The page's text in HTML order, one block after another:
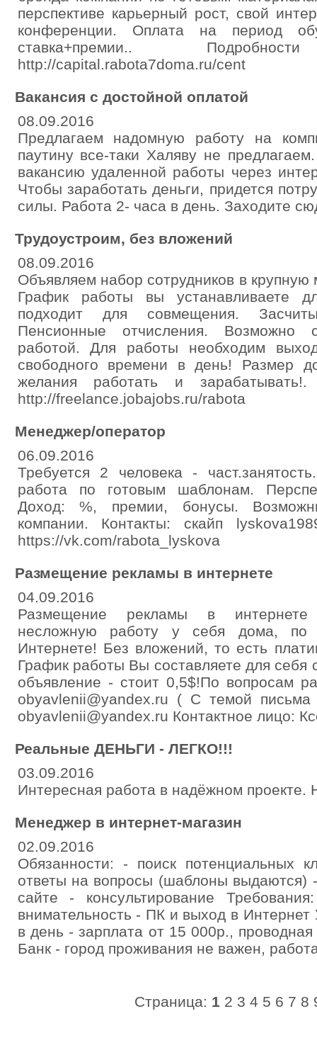
перспективе карьерный рост, свой
конференции. Оплата на период
ставка+премии..
http://capital.rabota7doma.ru/cent
Вакансия с достойной оплатой
08.09.2016
Предлагаем надомную работу на
паутину все-таки Халяву не
вакансию удаленной работы через
Чтобы заработать деньги, придется
силы. Работа 2- часа в день. Заходите
Трудоустроим, без вложений
08.09.2016
Объявляем набор сотрудников в
График работы вы устанавливаете
подходит для совмещения.
Пенсионные отчисления. Возможно
работой. Для работы необходим
свободного времени в день! Размер
желания работать и
http://freelance.jobajobs.ru/rabota
Менеджер/оператор
06.09.2016
Требуется 2 человека -
работа по готовым шаблонам.
Доход: %, премии, бонусы.
компании. Контакты: скайп
https://vk.com/rabota_lyskova
Размещение рекламы в интернете
04.09.2016
Размещение рекламы в интернете
несложную работу у себя дома,
Интернете! Без вложений, то есть
График работы Вы составляете для
объявление - стоит 0,5$!По вопросам
obyavlenii@yandex.ru ( С темой
obyavlenii@yandex.ru Контактное лицо:
Реальные ДЕНЬГИ - ЛЕГКО!!!
03.09.2016
Интересная работа в надёжном
Менеджер в интернет-магазин
02.09.2016
Обязанности: - поиск потенциальных
ответы на вопросы (шаблоны выдаются)
сайте - консультирование
внимательность - ПК и выход в
в день - зарплата от 15 000р.,
Банк - город проживания не важен,
Страница: 1 2 3 4 5 6 7 8